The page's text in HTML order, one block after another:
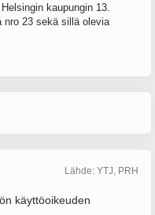
kaupungin 13.
nro 23 sekä sillä olevia
Lähde: YTJ, PRH
käyttöoikeuden